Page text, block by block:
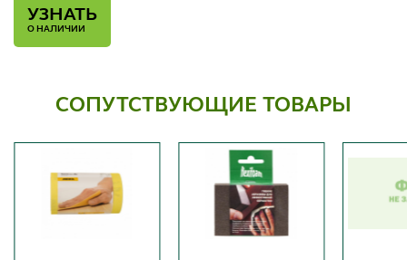
УЗНАТЬ
О НАЛИЧИИ
СОПУТСТВУЮЩИЕ ТОВАРЫ